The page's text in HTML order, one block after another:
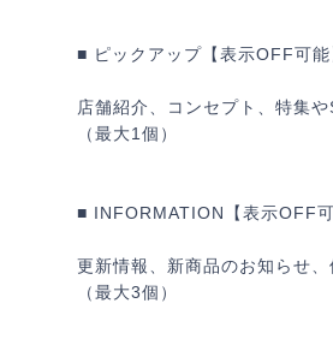
■ ピックアップ【表示OFF可能
店舗紹介、コンセプト、特集
（最大1個）
■ INFORMATION【表示OFF可
更新情報、新商品のお知らせ、
（最大3個）